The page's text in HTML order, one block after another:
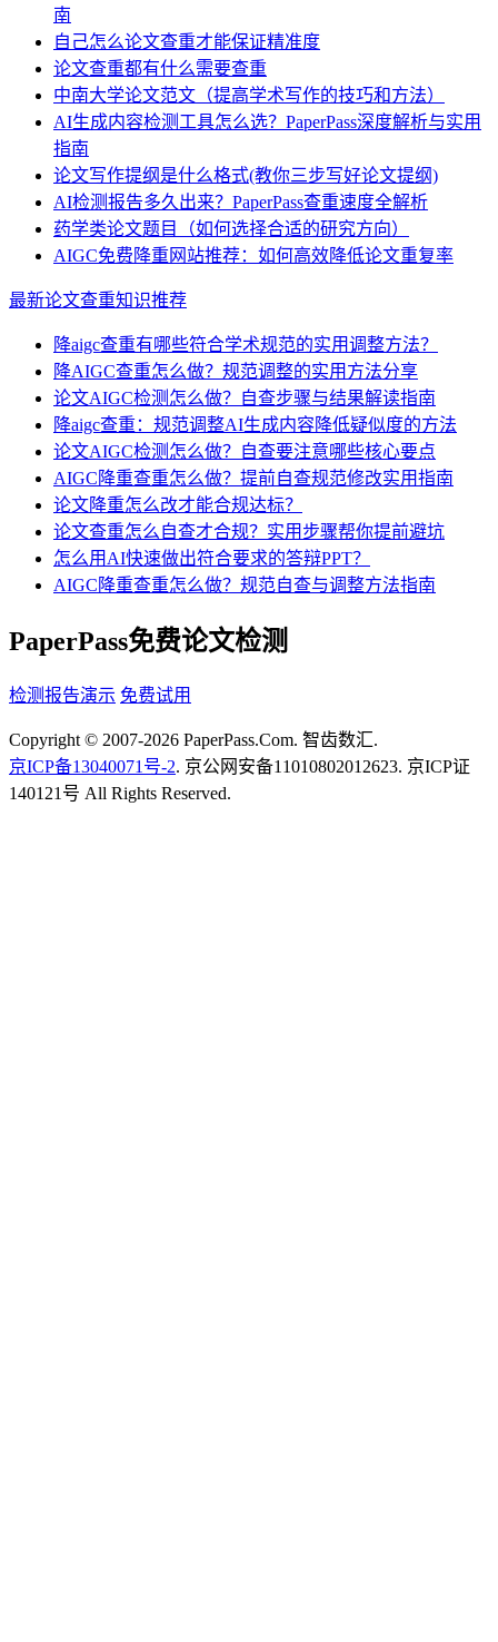
南
自己怎么论文查重才能保证精准度
论文查重都有什么需要查重
中南大学论文范文（提高学术写作的技巧和方法）
AI生成内容检测工具怎么选？PaperPass深度解析与实用
指南
论文写作提纲是什么格式(教你三步写好论文提纲)
AI检测报告多久出来？PaperPass查重速度全解析
药学类论文题目（如何选择合适的研究方向）
AIGC免费降重网站推荐：如何高效降低论文重复率
最新论文查重知识推荐
降aigc查重有哪些符合学术规范的实用调整方法？
降AIGC查重怎么做？规范调整的实用方法分享
论文AIGC检测怎么做？自查步骤与结果解读指南
降aigc查重：规范调整AI生成内容降低疑似度的方法
论文AIGC检测怎么做？自查要注意哪些核心要点
AIGC降重查重怎么做？提前自查规范修改实用指南
论文降重怎么改才能合规达标？
论文查重怎么自查才合规？实用步骤帮你提前避坑
怎么用AI快速做出符合要求的答辩PPT？
AIGC降重查重怎么做？规范自查与调整方法指南
PaperPass免费论文检测
检测报告演示 免费试用
Copyright © 2007-2026 PaperPass.Com. 智齿数汇.
京ICP备13040071号-2. 京公网安备11010802012623. 京ICP证
140121号 All Rights Reserved.